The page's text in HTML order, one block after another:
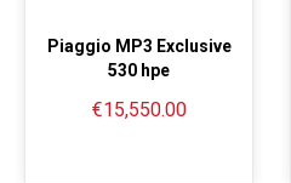
Piaggio MP3 Exclusive
530 hpe
€15,550.00